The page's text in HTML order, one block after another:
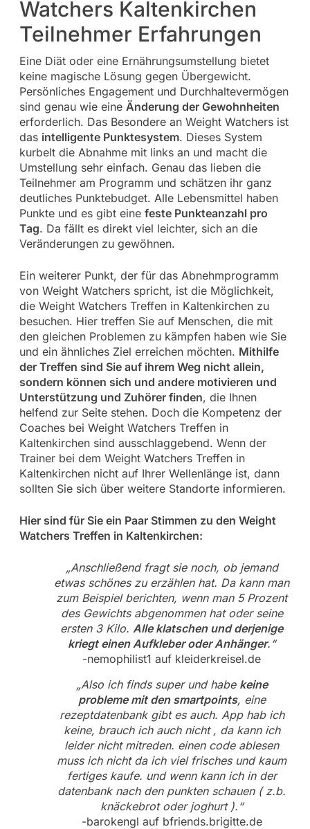
Watchers Kaltenkirchen
Teilnehmer Erfahrungen
Eine Diät oder eine Ernährungsumstellung bietet
keine magische Lösung gegen Übergewicht.
Persönliches Engagement und Durchhaltevermögen
sind genau wie eine Änderung der Gewohnheiten
erforderlich. Das Besondere an Weight Watchers ist
das intelligente Punktesystem. Dieses System
kurbelt die Abnahme mit links an und macht die
Umstellung sehr einfach. Genau das lieben die
Teilnehmer am Programm und schätzen ihr ganz
deutliches Punktebudget. Alle Lebensmittel haben
Punkte und es gibt eine feste Punkteanzahl pro
Tag. Da fällt es direkt viel leichter, sich an die
Veränderungen zu gewöhnen.
Ein weiterer Punkt, der für das Abnehmprogramm
von Weight Watchers spricht, ist die Möglichkeit,
die Weight Watchers Treffen in Kaltenkirchen zu
besuchen. Hier treffen Sie auf Menschen, die mit
den gleichen Problemen zu kämpfen haben wie Sie
und ein ähnliches Ziel erreichen möchten. Mithilfe
der Treffen sind Sie auf ihrem Weg nicht allein,
sondern können sich und andere motivieren und
Unterstützung und Zuhörer finden, die Ihnen
helfend zur Seite stehen. Doch die Kompetenz der
Coaches bei Weight Watchers Treffen in
Kaltenkirchen sind ausschlaggebend. Wenn der
Trainer bei dem Weight Watchers Treffen in
Kaltenkirchen nicht auf Ihrer Wellenlänge ist, dann
sollten Sie sich über weitere Standorte informieren.
Hier sind für Sie ein Paar Stimmen zu den Weight
Watchers Treffen in Kaltenkirchen:
„Anschließend fragt sie noch, ob jemand
etwas schönes zu erzählen hat. Da kann man
zum Beispiel berichten, wenn man 5 Prozent
des Gewichts abgenommen hat oder seine
ersten 3 Kilo. Alle klatschen und derjenige
kriegt einen Aufkleber oder Anhänger.“
-nemophilist1 auf kleiderkreisel.de
„Also ich finds super und habe keine
probleme mit den smartpoints, eine
rezeptdatenbank gibt es auch. App hab ich
keine, brauch ich auch nicht , da kann ich
leider nicht mitreden. einen code ablesen
muss ich nicht da ich viel frisches und kaum
fertiges kaufe. und wenn kann ich in der
datenbank nach den punkten schauen ( z.b.
knäckebrot oder joghurt ).“
-barokengl auf bfriends.brigitte.de